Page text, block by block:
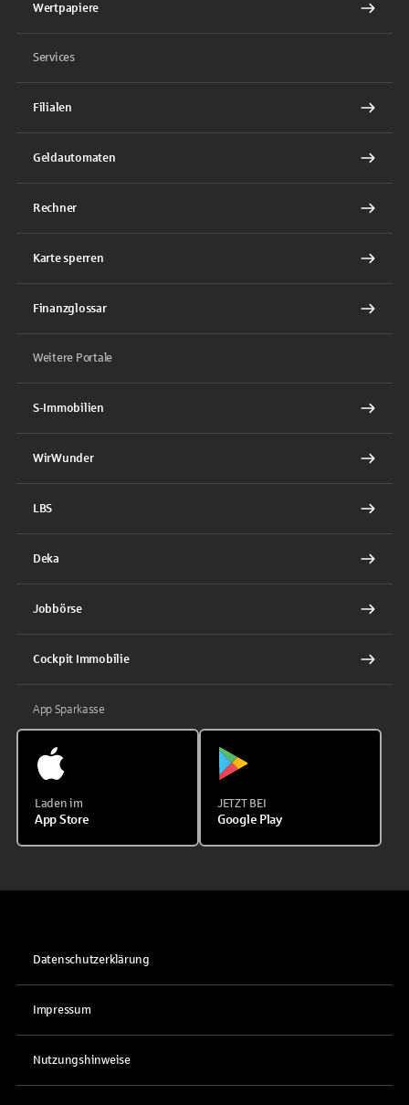
Wertpapiere
Services
Filialen
Geldautomaten
Rechner
Karte sperren
Finanzglossar
Weitere Portale
S-Immobilien
WirWunder
LBS
Deka
Jobbörse
Cockpit Immobilie
App Sparkasse
Laden im
App Store
JETZT BEI
Google Play
Datenschutzerklärung
Impressum
Nutzungshinweise